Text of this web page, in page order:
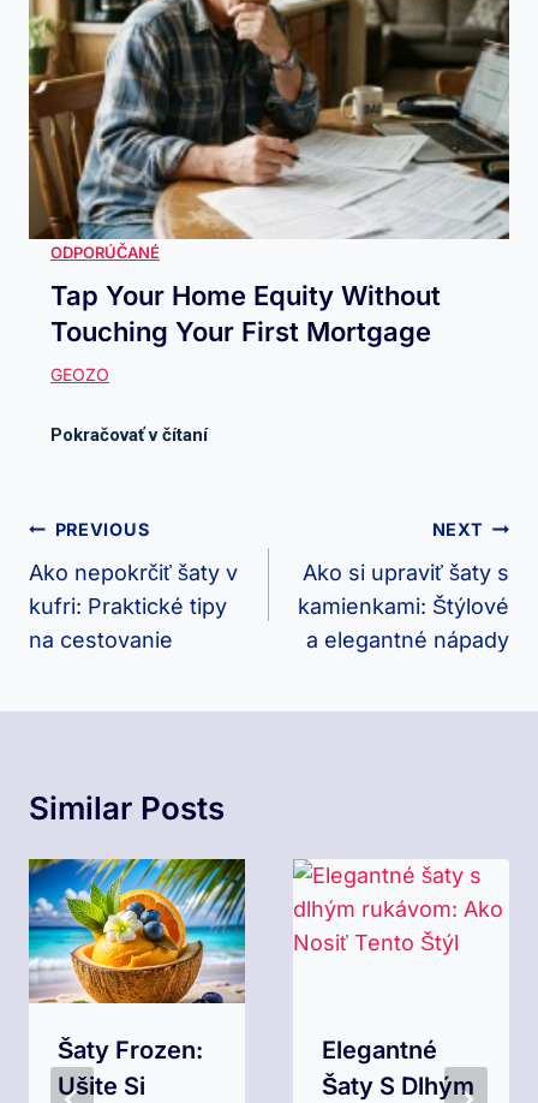
Tap Your Home Equity Without
Touching Your First Mortgage
Navigácia
V
Článku
PREVIOUS
Ako nepokrčiť šaty v
kufri: Praktické tipy
na cestovanie
NEXT
Ako si upraviť šaty s
kamienkami: Štýlové
a elegantné nápady
Similar Posts
Šaty Frozen:
Ušite Si
Elegantné
Šaty S Dlhým